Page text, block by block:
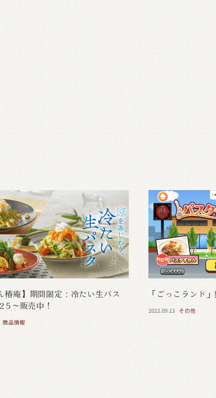
椿庵】期間限定：冷たい生パス
～販売中！
商品情報
「ごっこランド
2022.09.13 その他